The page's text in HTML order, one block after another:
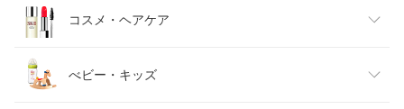
キッズファッション
ベビーファッション
スイーツ・お菓子
水・ソフトドリンク
日用品雑貨・文房具・手芸
ダイエット・健康
コスメ・ヘアケア
美容・コスメ・香水
べビー・キッズ